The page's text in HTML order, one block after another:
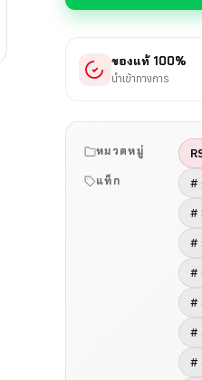
ของแท้ 100%
นำเข้าทางการ
หมวดหมู่
แท็ก #
#
#
#
#
#
#